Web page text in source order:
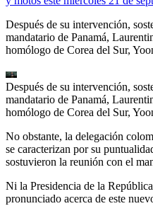
Después de su intervención,
mandatario de Panamá,
homólogo de Corea del Sur,
Después de su intervención,
mandatario de Panamá,
homólogo de Corea del Sur,
No obstante, la delegación
se caracterizan por su
sostuvieron la reunión con el
Ni la Presidencia de la
pronunciado acerca de este